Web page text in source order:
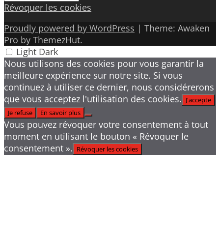
Révoquer les cookies
Proudly powered by WordPress | Theme: Awaken
Pro by ThemezHut.
Light Dark
Nous utilisons des cookies pour vous garantir la
meilleure expérience sur notre site. Si vous
continuez à utiliser ce dernier, nous considérerons
que vous acceptez l'utilisation des cookies. J'accepte
Je refuse
En savoir plus
Vous pouvez révoquer votre consentement à tout
moment en utilisant le bouton « Révoquer le
consentement ». Révoquer les cookies